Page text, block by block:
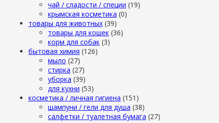
чай / сладости / специи (19)
крымская косметика (0)
товары для животных (39)
товары для кошек (36)
корм для собак (3)
бытовая химия (126)
мыло (27)
стирка (27)
уборка (39)
для кухни (53)
косметика / личная гигиена (151)
шампуни / гели для душа (38)
салфетки / туалетная бумага (27)